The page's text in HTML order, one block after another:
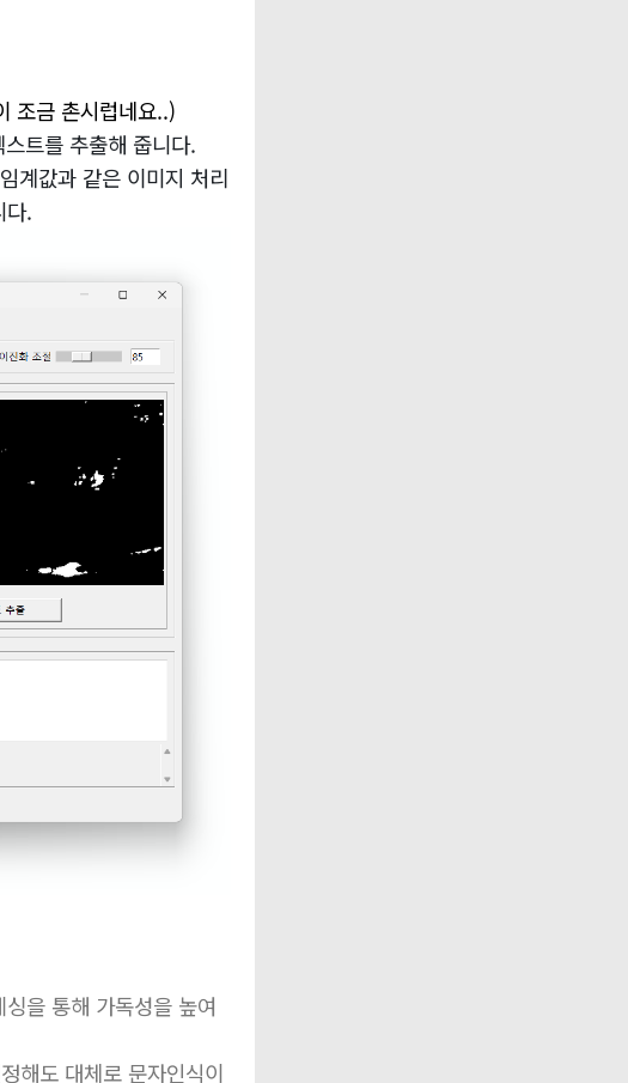
조금 촌시럽네요..)
트를 추출해 줍니다.
계값과 같은 이미지 처리
다.
을 통해 가독성을 높여
해도 대체로 문자인식이